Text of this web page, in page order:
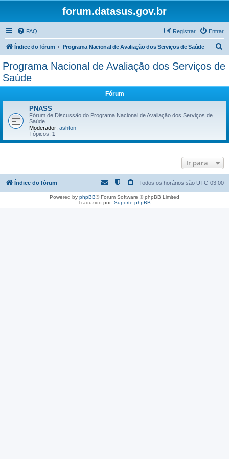
forum.datasus.gov.br
FAQ Entrar
Registrar
Índice do fórum Programa Nacional de Avaliação dos Serviços de Saúde
s
r
Programa Nacional de Avaliação dos Serviços de
Saúde
Fórum
PNASS
Fórum de Discussão do Programa Nacional de Avaliação dos Serviços de
Saúde
Moderador: ashton
Tópicos: 1
Ir para
Índice do fórum Todos os horários são UTC-03:00
Powered by phpBB® Forum Software © phpBB Limited
Traduzido por: Suporte phpBB